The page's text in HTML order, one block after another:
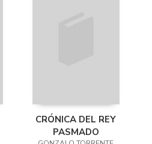
CRÓNICA DEL REY
PASMADO